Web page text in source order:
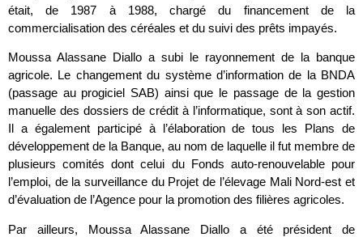
était, de 1987 à 1988, chargé du financement de la
commercialisation des céréales et du suivi des prêts impayés.
Moussa Alassane Diallo a subi le rayonnement de la banque
agricole. Le changement du système d’information de la BNDA
(passage au progiciel SAB) ainsi que le passage de la gestion
manuelle des dossiers de crédit à l’informatique, sont à son actif.
Il a également participé à l’élaboration de tous les Plans de
développement de la Banque, au nom de laquelle il fut membre de
plusieurs comités dont celui du Fonds auto-renouvelable pour
l’emploi, de la surveillance du Projet de l’élevage Mali Nord-est et
d’évaluation de l’Agence pour la promotion des filières agricoles.
Par ailleurs, Moussa Alassane Diallo a été président de